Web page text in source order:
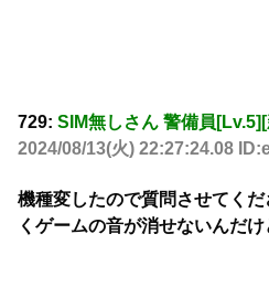
729: SIM無しさん 警備員
2024/08/13(火) 22:27:24.08
機種変したので質問させてく
くゲームの音が消せないんだ